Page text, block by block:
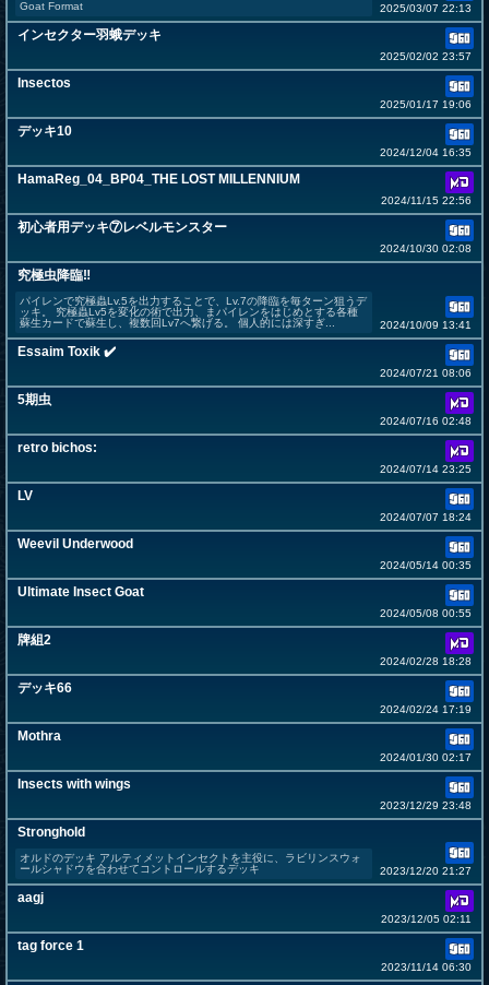
Goat Format 2025/03/07 22:13
インセクター羽蛾デッキ
2025/02/02 23:57
Insectos
2025/01/17 19:06
デッキ10
2024/12/04 16:35
HamaReg_04_BP04_THE LOST MILLENNIUM
2024/11/15 22:56
初心者用デッキ⑦レベルモンスター
2024/10/30 02:08
究極虫降臨‼︎
パイレンで究極蟲Lv.5を出力することで、Lv.7の降臨を毎ターン狙うデ
ッキ。 究極蟲Lv5を変化の術で出力、まパイレンをはじめとする各種
蘇生カードで蘇生し、複数回Lv7へ繋げる。 個人的には深すぎ...
2024/10/09 13:41
Essaim Toxik ✔️
2024/07/21 08:06
5期虫
2024/07/16 02:48
retro bichos:
2024/07/14 23:25
LV
2024/07/07 18:24
Weevil Underwood
2024/05/14 00:35
Ultimate Insect Goat
2024/05/08 00:55
牌組2
2024/02/28 18:28
デッキ66
2024/02/24 17:19
Mothra
2024/01/30 02:17
Insects with wings
2023/12/29 23:48
Stronghold
オルドのデッキ アルティメットインセクトを主役に、ラビリンスウォ
ールシャドウを合わせてコントロールするデッキ
2023/12/20 21:27
aagj
2023/12/05 02:11
tag force 1
2023/11/14 06:30